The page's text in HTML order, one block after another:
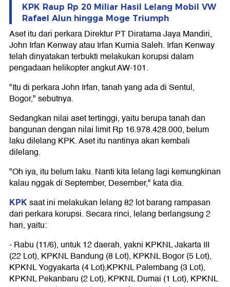
KPK Raup Rp 20 Miliar Hasil Lelang Mobil VW
Rafael Alun hingga Moge Triumph
Aset itu dari perkara Direktur PT Diratama Jaya Mandiri,
John Irfan Kenway atau Irfan Kurnia Saleh. Irfan Kenway
telah dinyatakan terbukti melakukan korupsi dalam
pengadaan helikopter angkut AW-101.
"Itu di perkara John Irfan, tanah yang ada di Sentul,
Bogor," sebutnya.
Sedangkan nilai aset tertinggi, yaitu berupa tanah dan
bangunan dengan nilai limit Rp 16.978.428.000, belum
laku dilelang KPK. Aset itu nantinya akan kembali
dilelang.
"Oh iya, itu belum laku. Nanti kita lelang lagi kemungkinan
kalau nggak di September, Desember," kata dia.
KPKsaat ini melakukan lelang 82 lot barang rampasan
dari perkara korupsi. Secara rinci, lelang berlangsung 2
hari, yaitu:
- Rabu (11/6), untuk 12 daerah, yakni KPKNL Jakarta III
(22 Lot), KPKNL Bandung (8 Lot), KPKNL Bogor (5 Lot),
KPKNL Yogyakarta (4 Lot),KPKNL Palembang (3 Lot),
KPKNL Pekanbaru (2 Lot), KPKNL Dumai (1 Lot), KPKNL